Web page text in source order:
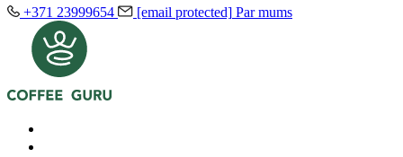
+371 23999654
[email protected] Par mums